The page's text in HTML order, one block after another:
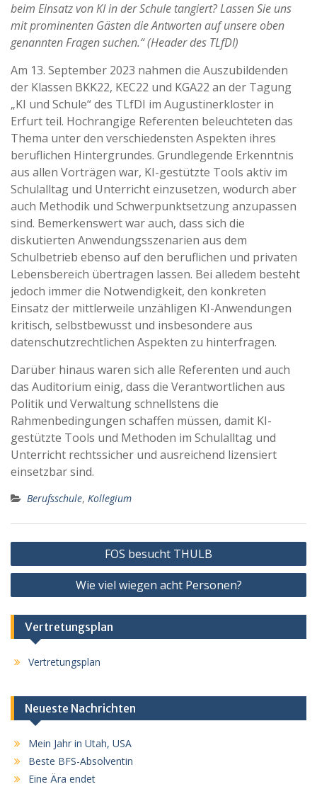
beim Einsatz von KI in der Schule tangiert? Lassen Sie uns
mit prominenten Gästen die Antworten auf unsere oben
genannten Fragen suchen.“ (Header des TLfDI)
Am 13. September 2023 nahmen die Auszubildenden
der Klassen BKK22, KEC22 und KGA22 an der Tagung
„KI und Schule“ des TLfDI im Augustinerkloster in
Erfurt teil. Hochrangige Referenten beleuchteten das
Thema unter den verschiedensten Aspekten ihres
beruflichen Hintergrundes. Grundlegende Erkenntnis
aus allen Vorträgen war, KI-gestützte Tools aktiv im
Schulalltag und Unterricht einzusetzen, wodurch aber
auch Methodik und Schwerpunktsetzung anzupassen
sind. Bemerkenswert war auch, dass sich die
diskutierten Anwendungsszenarien aus dem
Schulbetrieb ebenso auf den beruflichen und privaten
Lebensbereich übertragen lassen. Bei alledem besteht
jedoch immer die Notwendigkeit, den konkreten
Einsatz der mittlerweile unzähligen KI-Anwendungen
kritisch, selbstbewusst und insbesondere aus
datenschutzrechtlichen Aspekten zu hinterfragen.
Darüber hinaus waren sich alle Referenten und auch
das Auditorium einig, dass die Verantwortlichen aus
Politik und Verwaltung schnellstens die
Rahmenbedingungen schaffen müssen, damit KI-
gestützte Tools und Methoden im Schulalltag und
Unterricht rechtssicher und ausreichend lizensiert
einsetzbar sind.
Berufsschule, Kollegium
Beitragsnavigation
FOS besucht THULB
Wie viel wiegen acht Personen?
Vertretungsplan
Vertretungsplan
Neueste Nachrichten
Mein Jahr in Utah, USA
Beste BFS-Absolventin
Eine Ära endet